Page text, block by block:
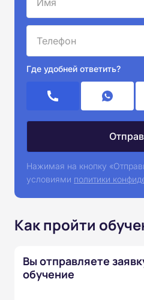
Где удобней ответить?
Нажимая на кнопку
условиями политики
Как пройти
Вы отправляете
обучение